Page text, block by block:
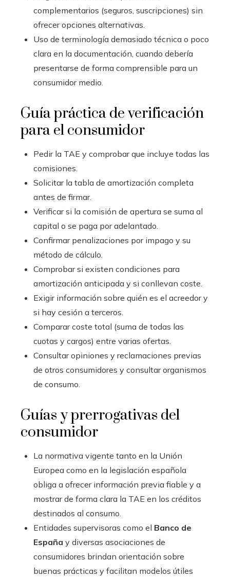
complementarios (seguros, suscripciones) sin
ofrecer opciones alternativas.
Uso de terminología demasiado técnica o poco
clara en la documentación, cuando debería
presentarse de forma comprensible para un
consumidor medio.
Guía práctica de verificación
para el consumidor
Pedir la TAE y comprobar que incluye todas las
comisiones.
Solicitar la tabla de amortización completa
antes de firmar.
Verificar si la comisión de apertura se suma al
capital o se paga por adelantado.
Confirmar penalizaciones por impago y su
método de cálculo.
Comprobar si existen condiciones para
amortización anticipada y si conllevan coste.
Exigir información sobre quién es el acreedor y
si hay cesión a terceros.
Comparar coste total (suma de todas las
cuotas y cargos) entre varias ofertas.
Consultar opiniones y reclamaciones previas
de otros consumidores y consultar organismos
de consumo.
Guías y prerrogativas del
consumidor
La normativa vigente tanto en la Unión
Europea como en la legislación española
obliga a ofrecer información previa fiable y a
mostrar de forma clara la TAE en los créditos
destinados al consumo.
Entidades supervisoras como el Banco de
España y diversas asociaciones de
consumidores brindan orientación sobre
buenas prácticas y facilitan modelos útiles